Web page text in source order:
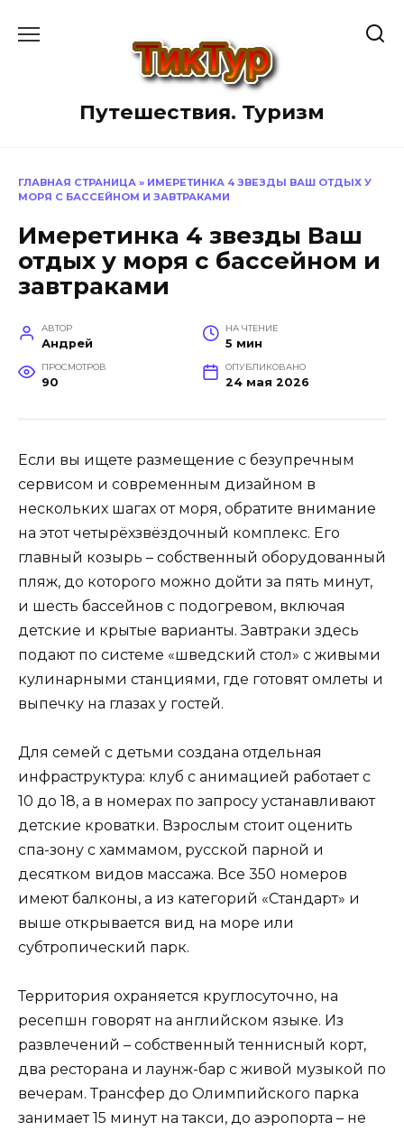
Путешествия. Туризм
ГЛАВНАЯ СТРАНИЦА » ИМЕРЕТИНКА 4 ЗВЕЗДЫ ВАШ ОТДЫХ У
МОРЯ С БАССЕЙНОМ И ЗАВТРАКАМИ
Имеретинка 4 звезды Ваш
отдых у моря с бассейном и
завтраками
АВТОР
Андрей
НА ЧТЕНИЕ
5 мин
ПРОСМОТРОВ
90
ОПУБЛИКОВАНО
24 мая 2026
Если вы ищете размещение с безупречным
сервисом и современным дизайном в
нескольких шагах от моря, обратите внимание
на этот четырёхзвёздочный комплекс. Его
главный козырь – собственный оборудованный
пляж, до которого можно дойти за пять минут,
и шесть бассейнов с подогревом, включая
детские и крытые варианты. Завтраки здесь
подают по системе «шведский стол» с живыми
кулинарными станциями, где готовят омлеты и
выпечку на глазах у гостей.
Для семей с детьми создана отдельная
инфраструктура: клуб с анимацией работает с
10 до 18, а в номерах по запросу устанавливают
детские кроватки. Взрослым стоит оценить
спа-зону с хаммамом, русской парной и
десятком видов массажа. Все 350 номеров
имеют балконы, а из категорий «Стандарт» и
выше открывается вид на море или
субтропический парк.
Территория охраняется круглосуточно, на
ресепшн говорят на английском языке. Из
развлечений – собственный теннисный корт,
два ресторана и лаунж-бар с живой музыкой по
вечерам. Трансфер до Олимпийского парка
занимает 15 минут на такси, до аэропорта – не